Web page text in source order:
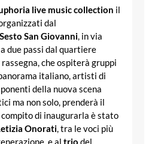
live music collection il
dal
Sesto San Giovanni, in via
due passi dal quartiere
rassegna, che ospiterà gruppi
italiano, artisti di
della nuova scena
ma non solo, prenderà il
compito di inaugurarla è stato
Onorati, tra le voci più